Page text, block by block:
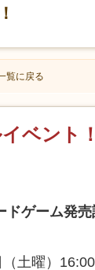
覧に戻る
イベント
ドゲーム発
土曜）